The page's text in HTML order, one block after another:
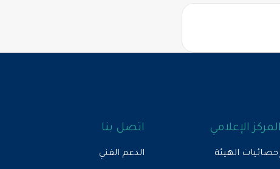
المركز الإعلامي
الهيئة
اتصل بنا
الدعم الفني